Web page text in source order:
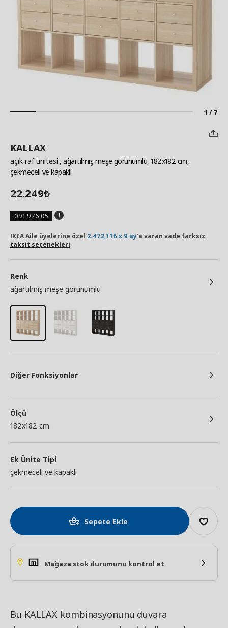
1 / 7
KALLAX
açık raf ünitesi , ağartılmış meşe görünümlü, 182x182 cm,
çekmeceli ve kapaklı
22.249₺
091.976.05
IKEA Aile üyelerine özel 2.472,11₺ x 9 ay'a varan vade farksız
taksit seçenekleri
Renk
ağartılmış meşe görünümlü
Diğer Fonksiyonlar
Ölçü
182x182 cm
Ek Ünite Tipi
çekmeceli ve kapaklı
Sepete Ekle
Mağaza stok durumunu kontrol et
Bu KALLAX kombinasyonunu duvara